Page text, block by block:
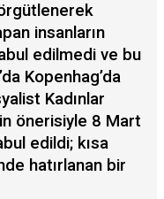
insanların
edilmedi ve bu
Kopenhag’da
Kadınlar
önerisiyle 8 Mart
edildi; kısa
hatırlanan bir